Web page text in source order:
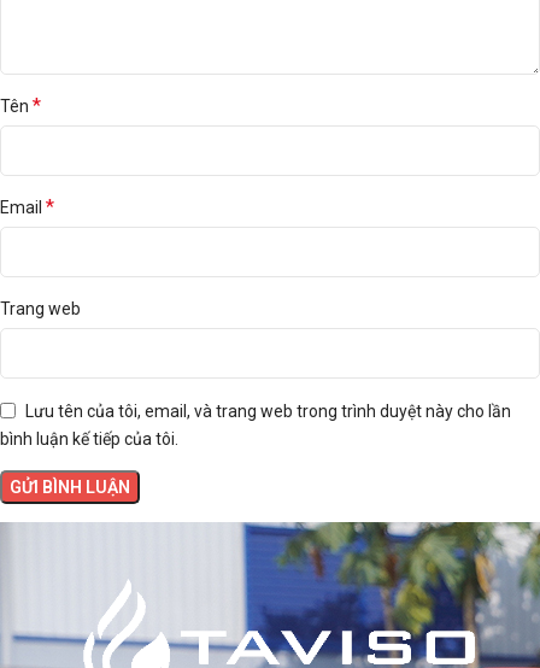
Tên *
Email *
Trang web
Lưu tên của tôi, email, và trang web trong trình duyệt này cho lần
bình luận kế tiếp của tôi.